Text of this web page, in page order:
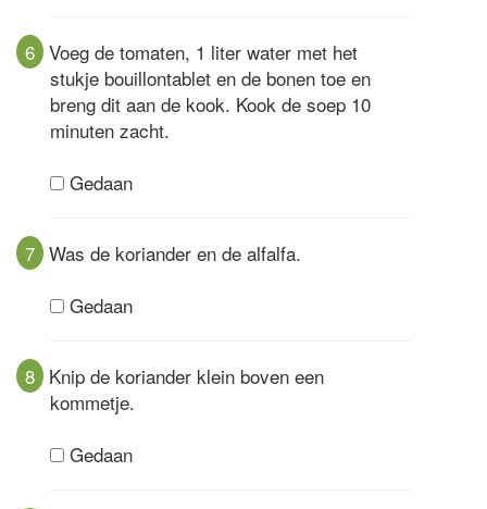
6 Voeg de tomaten, 1 liter water met het
stukje bouillontablet en de bonen toe en
breng dit aan de kook. Kook de soep 10
minuten zacht.
Gedaan
7 Was de koriander en de alfalfa.
Gedaan
8 Knip de koriander klein boven een
kommetje.
Gedaan